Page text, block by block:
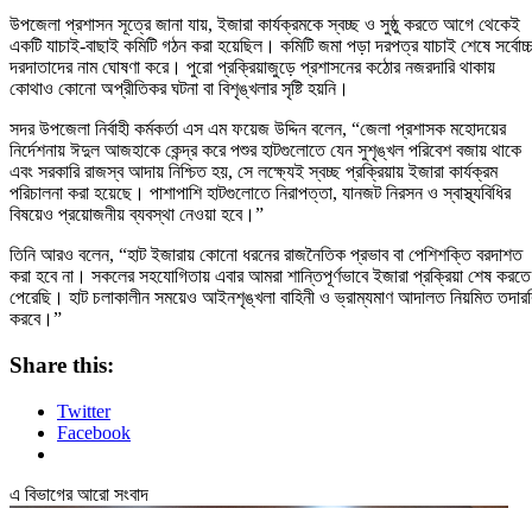
উপজেলা প্রশাসন সূত্রে জানা যায়, ইজারা কার্যক্রমকে স্বচ্ছ ও সুষ্ঠু করতে আগে থেকেই
একটি যাচাই-বাছাই কমিটি গঠন করা হয়েছিল। কমিটি জমা পড়া দরপত্র যাচাই শেষে
দরদাতাদের নাম ঘোষণা করে। পুরো প্রক্রিয়াজুড়ে প্রশাসনের কঠোর নজরদারি থাকায়
কোথাও কোনো অপ্রীতিকর ঘটনা বা বিশৃঙ্খলার সৃষ্টি হয়নি।
সদর উপজেলা নির্বাহী কর্মকর্তা এস এম ফয়েজ উদ্দিন বলেন, “জেলা প্রশাসক মহোদয়ের
নির্দেশনায় ঈদুল আজহাকে কেন্দ্র করে পশুর হাটগুলোতে যেন সুশৃঙ্খল পরিবেশ বজায় থাকে
এবং সরকারি রাজস্ব আদায় নিশ্চিত হয়, সে লক্ষ্যেই স্বচ্ছ প্রক্রিয়ায় ইজারা কার্যক্রম
পরিচালনা করা হয়েছে। পাশাপাশি হাটগুলোতে নিরাপত্তা, যানজট নিরসন ও স্বাস্থ্যবিধির
বিষয়েও প্রয়োজনীয় ব্যবস্থা নেওয়া হবে।”
তিনি আরও বলেন, “হাট ইজারায় কোনো ধরনের রাজনৈতিক প্রভাব বা পেশিশক্তি বরদাশত
করা হবে না। সকলের সহযোগিতায় এবার আমরা শান্তিপূর্ণভাবে ইজারা প্রক্রিয়া শেষ করতে
পেরেছি। হাট চলাকালীন সময়েও আইনশৃঙ্খলা বাহিনী ও ভ্রাম্যমাণ আদালত নিয়মিত
করবে।”
Share this:
Twitter
Facebook
এ বিভাগের আরো সংবাদ